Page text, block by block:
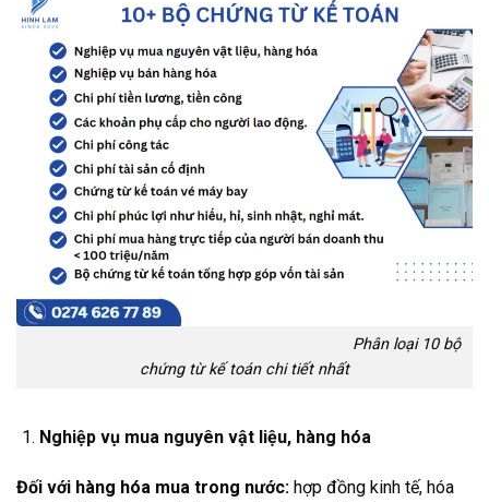
Phân loại 10 bộ
chứng từ kế toán chi tiết nhất
Nghiệp vụ mua nguyên vật liệu, hàng hóa
Đối với hàng hóa mua trong nước: hợp đồng kinh tế, hóa